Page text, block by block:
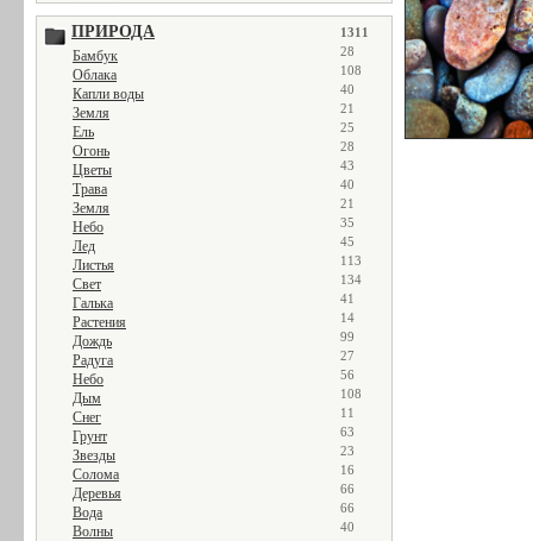
ПРИРОДА 1311
Бамбук 28
Облака 108
Капли воды 40
Земля 21
Ель 25
Огонь 28
Цветы 43
Трава 40
Земля 21
Небо 35
Лед 45
Листья 113
Свет 134
Галька 41
Растения 14
Дождь 99
Радуга 27
Небо 56
Дым 108
Снег 11
Грунт 63
Звезды 23
Солома 16
Деревья 66
Вода 66
Волны 40